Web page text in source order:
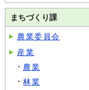
まちづくり課
農業委員会
産業
農業
林業